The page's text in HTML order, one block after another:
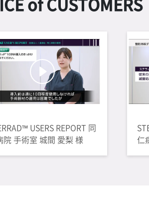
USERS REPORT 同
院 手術室 城間 愛梨 様
仁